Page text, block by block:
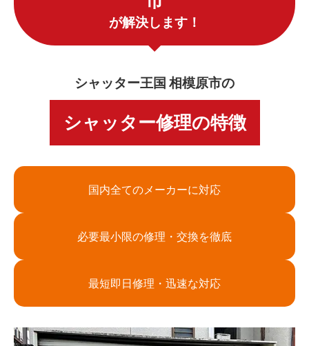
が解決します！
シャッター王国 相模原市の
シャッター修理の特徴
国内全てのメーカーに対応
必要最小限の修理・交換を徹底
最短即日修理・迅速な対応